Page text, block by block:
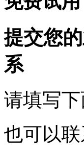
提交您
系
请填写
也可以